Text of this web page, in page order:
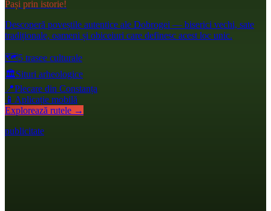
Pași prin istorie!
Descoperă poveștile autentice ale Dobrogei — biserici vechi, sate
tradiționale, oameni și obiceiuri care definesc acest loc unic.
🗺️5 trasee culturale
🏛️Situri arheologice
📍Plecare din Constanța
📱 Aplicație mobilă
Explorează rutele →
publicitate